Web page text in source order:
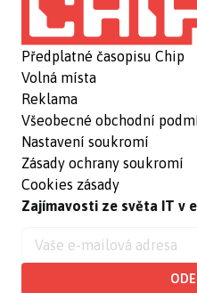
Předplatné časopisu Chip
Volná místa
Reklama
Všeobecné obchodní
Nastavení soukromí
Zásady ochrany soukromí
Cookies zásady
Zajímavosti ze světa IT v